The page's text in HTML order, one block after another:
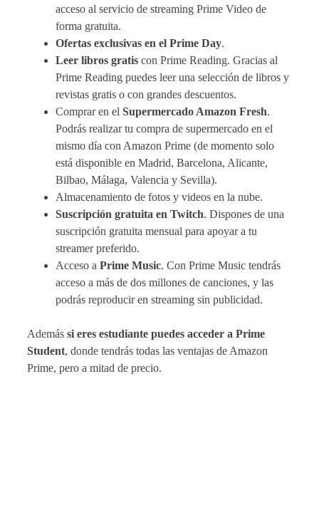
acceso al servicio de streaming Prime Video de
forma gratuita.
Ofertas exclusivas en el Prime Day.
Leer libros gratis con Prime Reading. Gracias al
Prime Reading puedes leer una selección de libros y
revistas gratis o con grandes descuentos.
Comprar en el Supermercado Amazon Fresh.
Podrás realizar tu compra de supermercado en el
mismo día con Amazon Prime (de momento solo
está disponible en Madrid, Barcelona, Alicante,
Bilbao, Málaga, Valencia y Sevilla).
Almacenamiento de fotos y videos en la nube.
Suscripción gratuita en Twitch. Dispones de una
suscripción gratuita mensual para apoyar a tu
streamer preferido.
Acceso a Prime Music. Con Prime Music tendrás
acceso a más de dos millones de canciones, y las
podrás reproducir en streaming sin publicidad.
Además si eres estudiante puedes acceder a Prime
Student, donde tendrás todas las ventajas de Amazon
Prime, pero a mitad de precio.